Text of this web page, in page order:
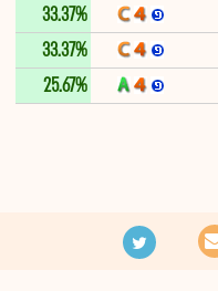
33.37%
33.37%
25.67%